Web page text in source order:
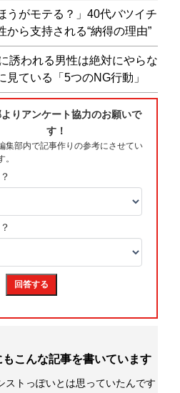
うがモテる？」40代バツイチ
から支持される“納得の理由”
誘われる男性は絶対にやらな
ている「5つのNG行動」
こんな記事を書いています
ストっぽいとは思っていたんです